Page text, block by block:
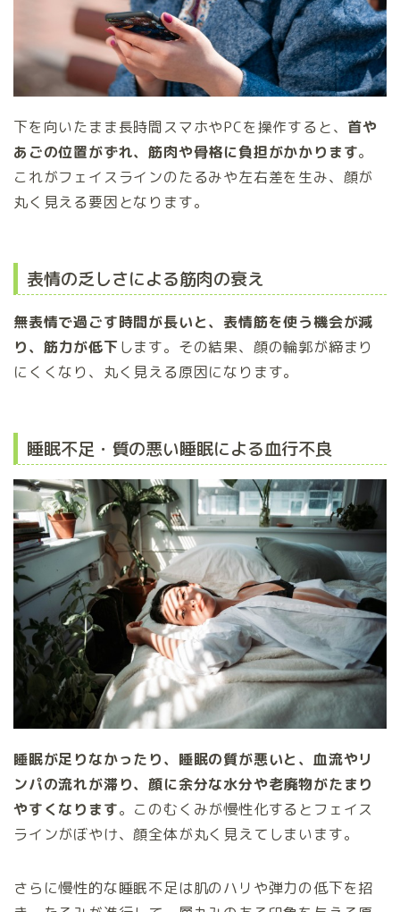
下を向いたまま長時間スマホやPCを操作すると、 首や
あごの位置がずれ、筋肉や骨格に負担がかかります。
これがフェイスラインのたるみや左右差を生み、顔が
丸く見える要因となります。
表情の乏しさによる筋肉の衰え
無表情で過ごす時間が長いと、表情筋を使う機会が減
り、筋力が低下 します。その結果、顔の輪郭が締まり
にくくなり、丸く見える原因になります。
睡眠不足・質の悪い睡眠による血行不良
睡眠が足りなかったり、睡眠の質が悪いと、血流やリ
ンパの流れが滞り、顔に余分な水分や老廃物がたまり
やすくなります。このむくみが慢性化するとフェイス
ラインがぼやけ、顔全体が丸く見えてしまいます。
さらに慢性的な睡眠不足は肌のハリや弾力の低下を招